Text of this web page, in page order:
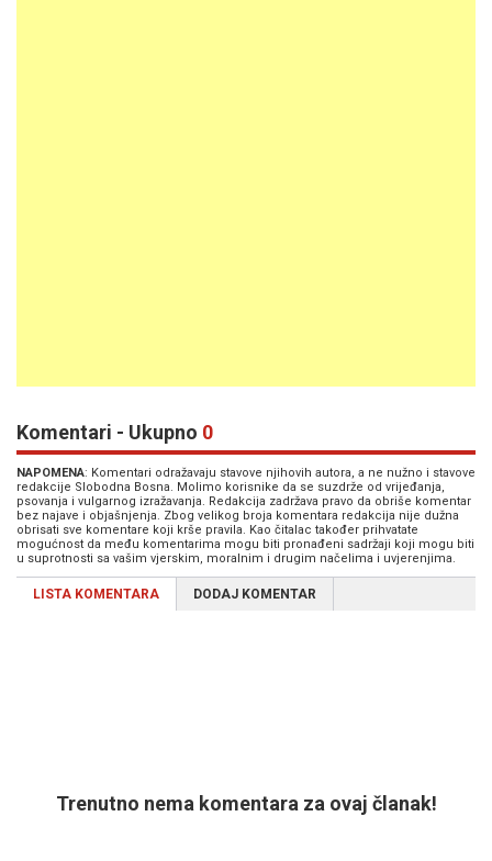
Komentari - Ukupno 0
NAPOMENA: Komentari odražavaju stavove njihovih autora, a ne nužno i stavove
redakcije Slobodna Bosna. Molimo korisnike da se suzdrže od vrijeđanja,
psovanja i vulgarnog izražavanja. Redakcija zadržava pravo da obriše komentar
bez najave i objašnjenja. Zbog velikog broja komentara redakcija nije dužna
obrisati sve komentare koji krše pravila. Kao čitalac također prihvatate
mogućnost da među komentarima mogu biti pronađeni sadržaji koji mogu biti
u suprotnosti sa vašim vjerskim, moralnim i drugim načelima i uvjerenjima.
LISTA KOMENTARA DODAJ KOMENTAR
Trenutno nema komentara za ovaj članak!